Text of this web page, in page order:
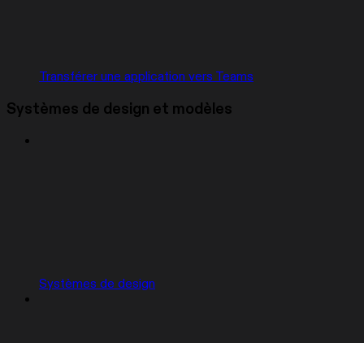
Transférer une application vers Teams
Systèmes de design et modèles
Systèmes de design